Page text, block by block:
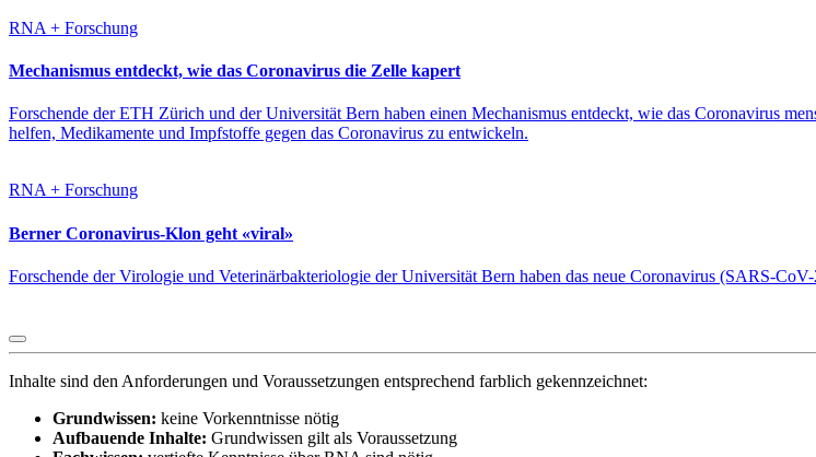
RNA + Forschung
Mechanismus entdeckt, wie das Coronavirus die Zelle kapert
Forschende der ETH Zürich und der Universität Bern haben einen Mechanismus entdeckt, wie das Coronavirus
helfen, Medikamente und Impfstoffe gegen das Coronavirus zu entwickeln.
RNA + Forschung
Berner Coronavirus-Klon geht «viral»
Forschende der Virologie und Veterinärbakteriologie der Universität Bern haben das neue Coronavirus (SARS-
Inhalte sind den Anforderungen und Voraussetzungen entsprechend farblich gekennzeichnet:
Grundwissen: keine Vorkenntnisse nötig
Aufbauende Inhalte: Grundwissen gilt als Voraussetzung